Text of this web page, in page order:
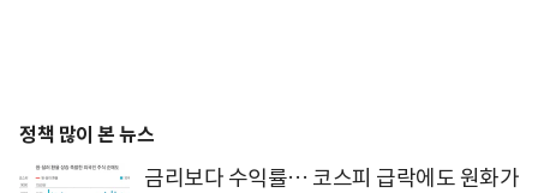
정책 많이 본 뉴스
금리보다 수익률… 코스피 급락에도 원화가